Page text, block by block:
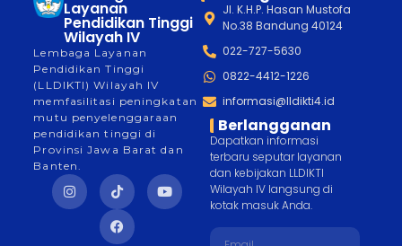
Layanan
Pendidikan Tinggi
Wilayah IV
Lembaga Layanan
Pendidikan Tinggi
(LLDIKTI) Wilayah IV
memfasilitasi peningkatan
mutu penyelenggaraan
pendidikan tinggi di
Provinsi Jawa Barat dan
Banten.
Jl. K.H.P. Hasan Mustofa
No.38 Bandung 40124
022-727-5630
0822-4412-1226
informasi@lldikti4.id
Berlangganan
Dapatkan informasi
terbaru seputar layanan
dan kebijakan LLDIKTI
Wilayah IV langsung di
kotak masuk Anda.